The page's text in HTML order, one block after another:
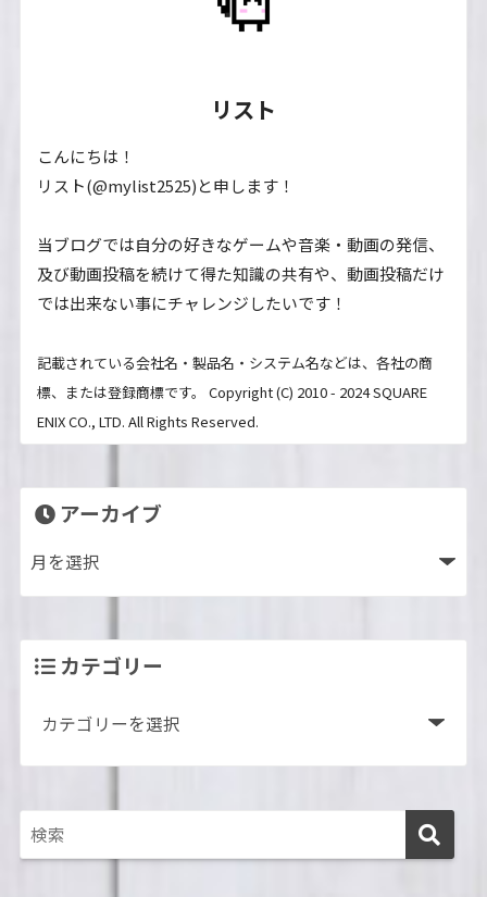
リスト
こんにちは！
リスト(@mylist2525)と申します！
当ブログでは自分の好きなゲームや音楽・動画の発信、
及び動画投稿を続けて得た知識の共有や、動画投稿だけ
では出来ない事にチャレンジしたいです！
記載されている会社名・製品名・システム名などは、各社の商
標、または登録商標です。 Copyright (C) 2010 - 2024 SQUARE
ENIX CO., LTD. All Rights Reserved.
アーカイブ
カテゴリー